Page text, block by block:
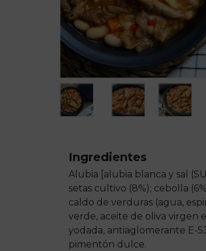
Ingredientes
Alubia [alubia blanca y sal
setas cultivo (8%); cebolla
caldo de verduras (agua,
verde, aceite de oliva virgen
yodada, antiaglomerante E-
pimentón dulce.